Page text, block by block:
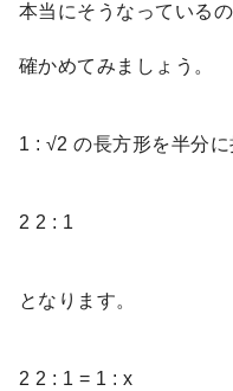
本当にそうなっている
確かめてみましょう。
1 : √2 の長方形を半分
2 2 : 1
となります。
2 2 : 1 = 1 : x